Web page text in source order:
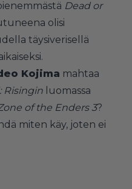
Dead or
olisi
täysiverisellä
Kojima mahtaa
Risingin luomassa
of the Enders 3?
miten käy, joten ei